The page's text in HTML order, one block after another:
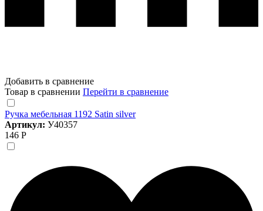
Добавить в сравнение
Товар в сравнении Перейти в сравнение
Ручка мебельная 1192 Satin silver
Артикул: У40357
146 Р